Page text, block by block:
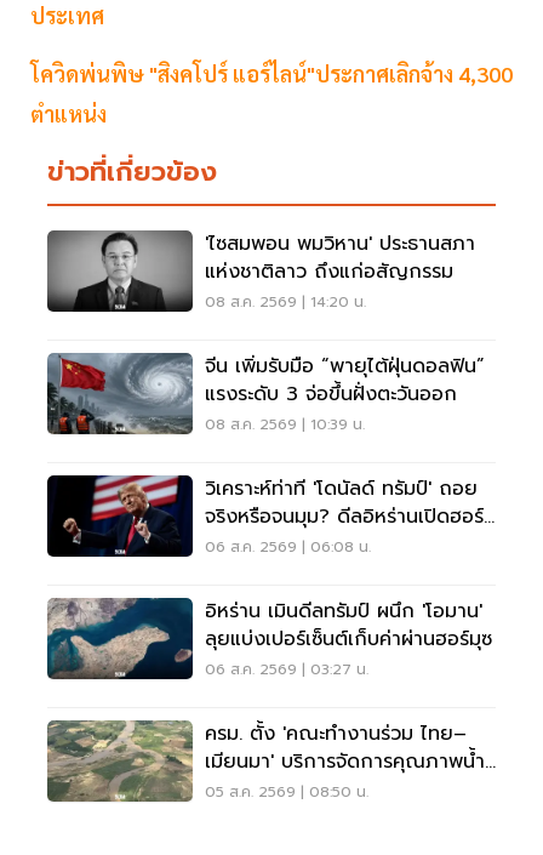
ประเทศ
โควิดพ่นพิษ "สิงคโปร์ แอร์ไลน์"ประกาศเลิกจ้าง 4,300
ตำแหน่ง
ข่าวที่เกี่ยวข้อง
'ไซสมพอน พมวิหาน' ประธานสภา
แห่งชาติลาว ถึงแก่อสัญกรรม
08 ส.ค. 2569 | 14:20 น.
จีน เพิ่มรับมือ “พายุไต้ฝุ่นดอลฟิน”
แรงระดับ 3 จ่อขึ้นฝั่งตะวันออก
08 ส.ค. 2569 | 10:39 น.
วิเคราะห์ท่าที 'โดนัลด์ ทรัมป์' ถอย
จริงหรือจนมุม? ดีลอิหร่านเปิดฮอร์
มุซ
06 ส.ค. 2569 | 06:08 น.
อิหร่าน เมินดีลทรัมป์ ผนึก 'โอมาน'
ลุยแบ่งเปอร์เซ็นต์เก็บค่าผ่านฮอร์มุซ
06 ส.ค. 2569 | 03:27 น.
ครม. ตั้ง 'คณะทำงานร่วม ไทย–
เมียนมา' บริการจัดการคุณภาพน้ำ
ข้ามแดน
05 ส.ค. 2569 | 08:50 น.